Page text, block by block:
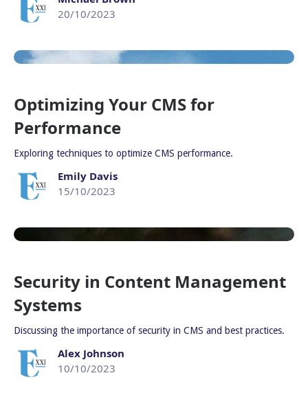
20/10/2023
Optimizing Your CMS for
Performance
Exploring techniques to optimize CMS performance.
Emily Davis
15/10/2023
Security in Content Management
Systems
Discussing the importance of security in CMS and best practices.
Alex Johnson
10/10/2023